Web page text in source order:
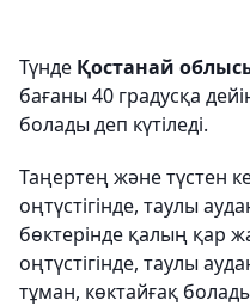
Түнде Қостанай
бағаны 40 градусқа
болады деп күтіледі.
Таңертең және түстен
оңтүстігінде, таулы
бөктерінде қалың қар
оңтүстігінде, таулы
тұман, көктайғақ